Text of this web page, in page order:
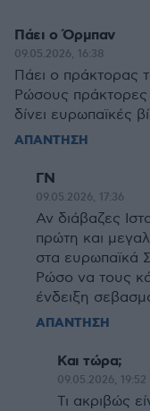
Πάει ο Όρμπαν
09.05.2026, 16:38
Πάει ο
Ρώσους
δίνει ευρωπαϊκές
ΑΠΑΝΤΗΣΗ
ΓΝ
09.05.2026, 17:36
Αν διάβαζες
πρώτη και
στα ευρωπαϊκά
Ρώσο να τους
ένδειξη
ΑΠΑΝΤΗΣΗ
Και τώρα;
09.05.2026, 19:52
Τι ακριβώς